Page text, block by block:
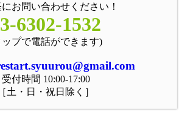
お問い合わせください！
6302-1532
ップで電話ができます)
受付時間 10:00-17:00
［土・日・祝日除く］